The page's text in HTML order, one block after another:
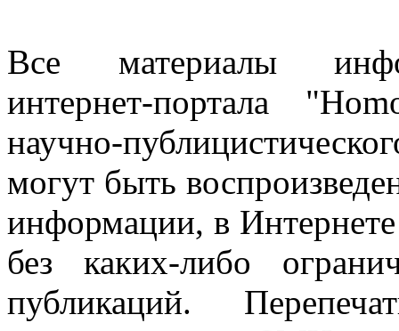
Все материалы
интернет-портала
научно-
могут быть
информации, в
без каких-либо
публикаций.